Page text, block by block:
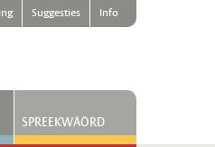
Suggesties Info
SPREEKWÄÖRD